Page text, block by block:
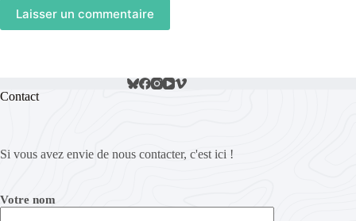
Laisser un commentaire
Contact
Si vous avez envie de nous contacter, c'est ici !
Votre nom